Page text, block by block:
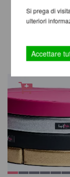
Si prega di
ulteriori
Accettare